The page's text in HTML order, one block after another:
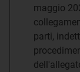
maggio
parti,